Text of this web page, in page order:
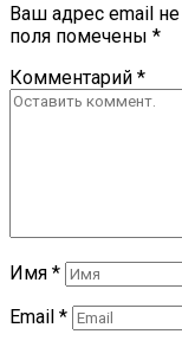
Ваш адрес email
поля помечены *
Комментарий *
Имя *
Email *